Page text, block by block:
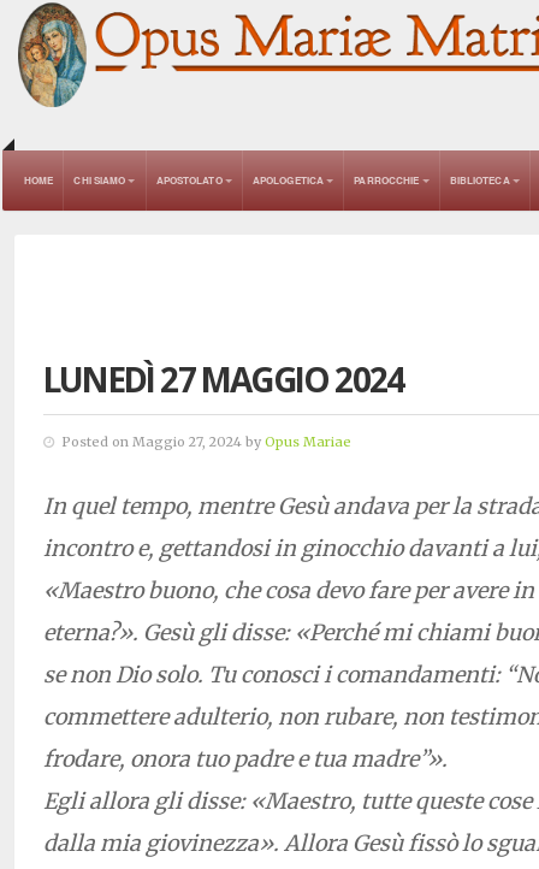
HOME CHI SIAMO APOSTOLATO APOLOGETICA PARROCCHIE BIBLIOTECA
LUNEDÌ 27 MAGGIO 2024
Posted on Maggio 27, 2024 by Opus Mariae
In quel tempo, mentre Gesù andava per la
incontro e, gettandosi in ginocchio davanti a
«Maestro buono, che cosa devo fare per avere
eterna?». Gesù gli disse: «Perché mi chiami
se non Dio solo. Tu conosci i comandamenti:
commettere adulterio, non rubare, non
frodare, onora tuo padre e tua madre”».
Egli allora gli disse: «Maestro, tutte queste
dalla mia giovinezza». Allora Gesù fissò lo